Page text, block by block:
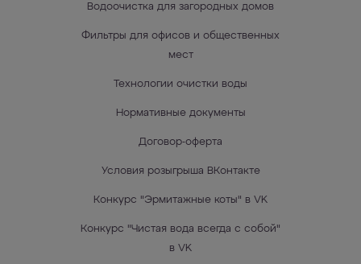
Водоочистка для загородных домов
Фильтры для офисов и общественных
мест
Технологии очистки воды
Нормативные документы
Договор-оферта
Условия розыгрыша ВКонтакте
Конкурс "Эрмитажные коты" в VK
Конкурс "Чистая вода всегда с собой"
в VK